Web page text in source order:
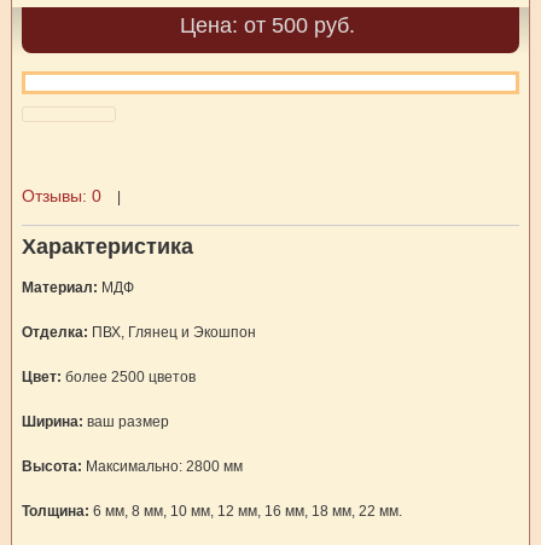
Цена: от 500 руб.
Отзывы: 0
Характеристика
Материал: МДФ
Отделка: ПВХ, Глянец и Экошпон
Цвет: более 2500 цветов
Ширина: ваш размер
Высота: Максимально: 2800 мм
Толщина: 6 мм, 8 мм, 10 мм, 12 мм, 16 мм, 18 мм, 22 мм.